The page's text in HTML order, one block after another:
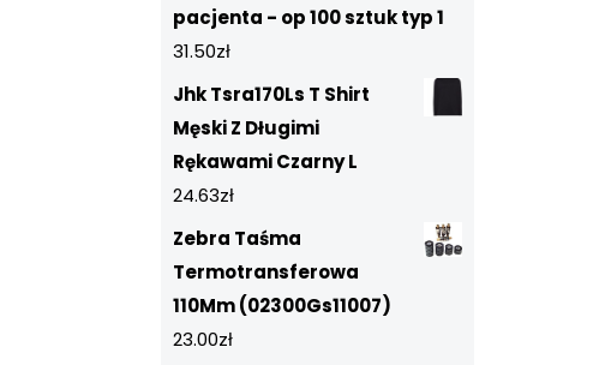
pacjenta - op 100 sztuk typ 1
31.50zł
Jhk Tsra170Ls T Shirt
Męski Z Długimi
Rękawami Czarny L
24.63zł
Zebra Taśma
Termotransferowa
110Mm (02300Gs11007)
23.00zł